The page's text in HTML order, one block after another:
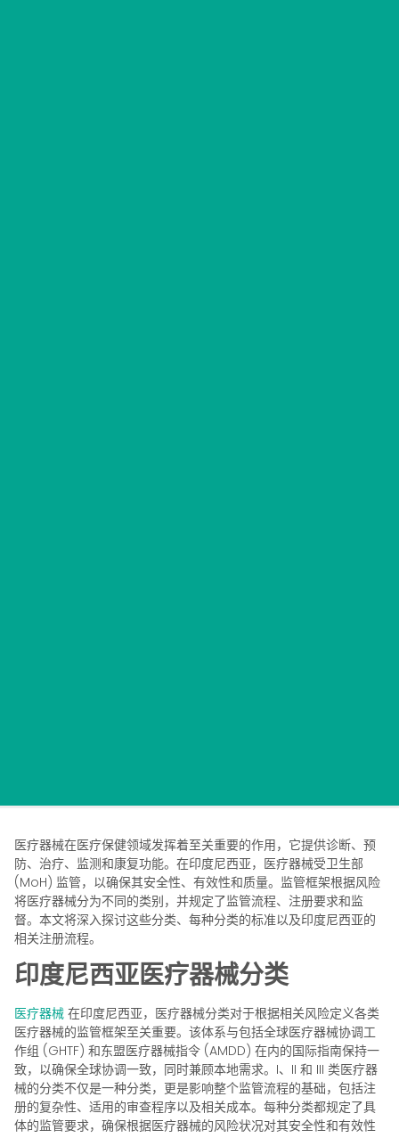
医疗器械在医疗保健领域发挥着至关重要的作用，它提供诊断、预
防、治疗、监测和康复功能。在印度尼西亚，医疗器械受卫生部
(MoH) 监管，以确保其安全性、有效性和质量。监管框架根据风险
将医疗器械分为不同的类别，并规定了监管流程、注册要求和监
督。本文将深入探讨这些分类、每种分类的标准以及印度尼西亚的
相关注册流程。
印度尼西亚医疗器械分类
医疗器械 在印度尼西亚，医疗器械分类对于根据相关风险定义各类
医疗器械的监管框架至关重要。该体系与包括全球医疗器械协调工
作组 (GHTF) 和东盟医疗器械指令 (AMDD) 在内的国际指南保持一
致，以确保全球协调一致，同时兼顾本地需求。I、II 和 III 类医疗器
械的分类不仅是一种分类，更是影响整个监管流程的基础，包括注
册的复杂性、适用的审查程序以及相关成本。每种分类都规定了具
体的监管要求，确保根据医疗器械的风险状况对其安全性和有效性